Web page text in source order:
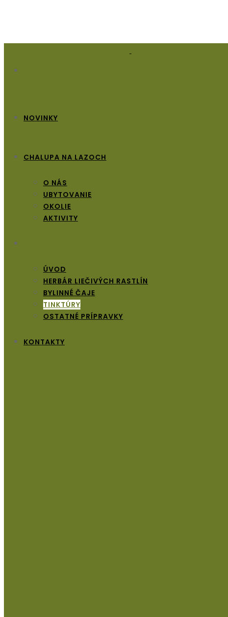
NOVINKY
CHALUPA NA LAZOCH
O NÁS
UBYTOVANIE
OKOLIE
AKTIVITY
ÚVOD
HERBÁR LIEČIVÝCH RASTLÍN
BYLINNÉ ČAJE
TINKTÚRY
OSTATNÉ PRÍPRAVKY
KONTAKTY